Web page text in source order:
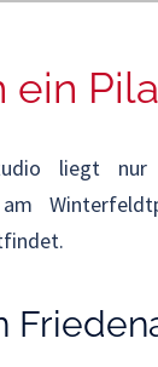
ein
liegt
am